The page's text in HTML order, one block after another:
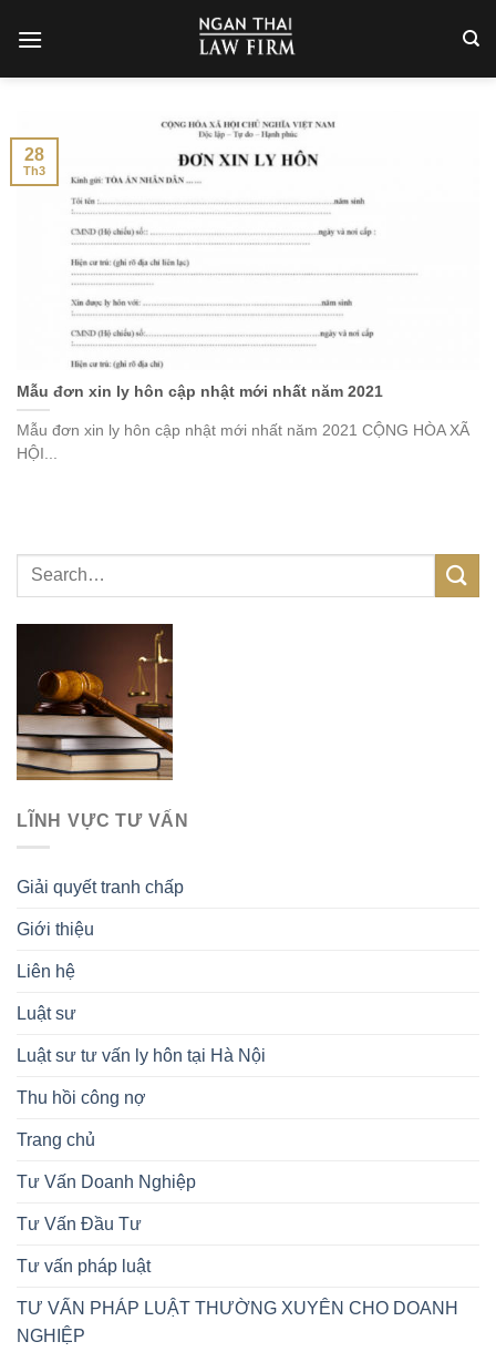
LĨNH VỰC TƯ VẤN
Giải quyết tranh chấp
Giới thiệu
Liên hệ
Luật sư
Luật sư tư vấn ly hôn tại Hà Nội
Thu hồi công nợ
Trang chủ
Tư Vấn Doanh Nghiệp
Tư Vấn Đầu Tư
Tư vấn pháp luật
TƯ VẤN PHÁP LUẬT THƯỜNG XUYÊN CHO DOANH
NGHIỆP
Mẫu đơn xin ly hôn cập nhật mới nhất năm 2021
Mẫu đơn xin ly hôn cập nhật mới nhất năm 2021 CỘNG HÒA XÃ
HỘI...
28
Th3